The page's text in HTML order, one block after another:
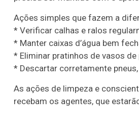
Ações simples que fazem a
* Verificar calhas e ralos
* Manter caixas d’água bem
* Eliminar pratinhos de vasos
* Descartar corretamente
As ações de limpeza e
recebam os agentes, que